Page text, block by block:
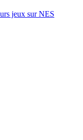
jeux sur NES